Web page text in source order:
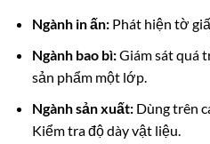
Ngành in ấn:Phát hiện tờ
Ngành bao bì:Giám sát quá
sản phẩm một lớp.
Ngành sản xuất:Dùng trên
Kiểm tra độ dày vật liệu.